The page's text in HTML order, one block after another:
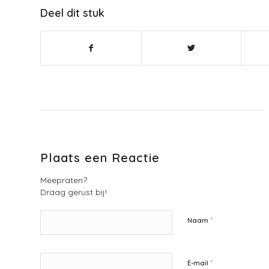
Deel dit stuk
Plaats een Reactie
Meepraten?
Draag gerust bij!
Naam *
E-mail *